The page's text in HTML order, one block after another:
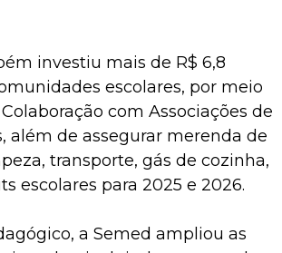
investiu mais de R$ 6,8
escolares, por meio
com Associações de
além de assegurar merenda de
transporte, gás de cozinha,
escolares para 2025 e 2026.
a Semed ampliou as